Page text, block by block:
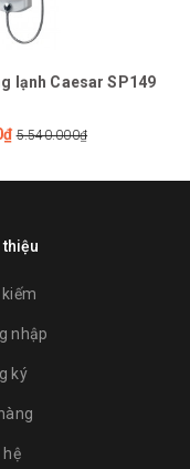
lạnh Caesar SP149
5.540.000₫
thiệu
nhập
ký
hệ